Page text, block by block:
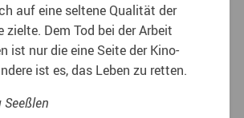
auf eine seltene Qualität der
zielte. Dem Tod bei der Arbeit
ist nur die eine Seite der Kino-
ist es, das Leben zu retten.
Seeßlen